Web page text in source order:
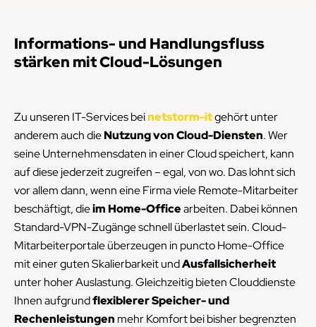
Informations- und Handlungsfluss
stärken mit Cloud-Lösungen
Zu unseren IT-Services beinetstorm-itgehört unter
anderem auch dieNutzung von Cloud-Diensten. Wer
seine Unternehmensdaten in einer Cloud speichert, kann
auf diese jederzeit zugreifen – egal, von wo. Das lohnt sich
vor allem dann, wenn eine Firma viele Remote-Mitarbeiter
beschäftigt, dieim Home-Officearbeiten. Dabei können
Standard-VPN-Zugänge schnell überlastet sein. Cloud-
Mitarbeiterportale überzeugen in puncto Home-Office
mit einer guten Skalierbarkeit undAusfallsicherheit
unter hoher Auslastung. Gleichzeitig bieten Clouddienste
Ihnen aufgrundflexiblerer Speicher- und
Rechenleistungen mehr Komfort bei bisher begrenzten